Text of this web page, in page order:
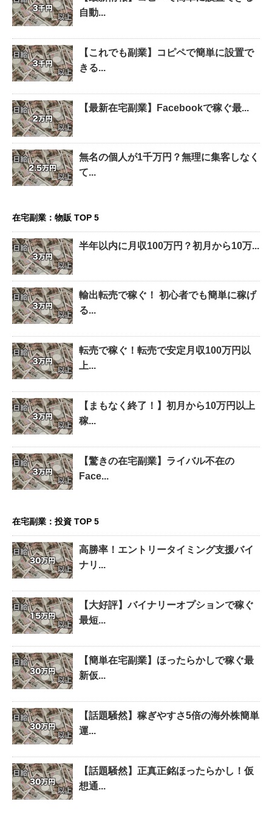
自動...
【これでも副業】コピペで簡単に設置で
きる...
【最新在宅副業】Facebookで稼ぐ最...
無名の個人が1千万円？無理に集客しなく
て...
在宅副業：物販 TOP 5
半年以内に月収100万円？初月から10万...
輸出転売で稼ぐ！ 初心者でも簡単に稼げ
る...
転売で稼ぐ！転売で安定月収100万円以
上...
【まもなく終了！】初月から10万円以上
稼...
【驚きの在宅副業】ライバル不在の
Face...
在宅副業：投資 TOP 5
高勝率！エントリータイミング支援バイ
ナリ...
【大好評】バイナリーオプションで稼ぐ
最短...
【簡単在宅副業】ほったらかしで稼ぐ最
新仮...
【話題騒然】稼ぎやすさ5倍の海外株簡単
運...
【話題騒然】正真正銘ほったらかし！仮
想通...